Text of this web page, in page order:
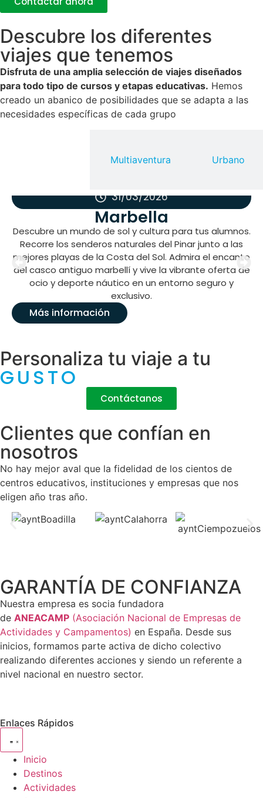
Descubre los diferentes
viajes que tenemos
Disfruta de una amplia selección de viajes diseñados
para todo tipo de cursos y etapas educativas. Hemos
creado un abanico de posibilidades que se adapta a las
necesidades específicas de cada grupo
Multiaventura Urbano
31/03/2026
Marbella
Descubre un mundo de sol y cultura para tus alumnos.
Recorre los senderos naturales del Pinar junto a las
mejores playas de la Costa del Sol. Admira el encanto
del casco antiguo marbellí y vive la vibrante oferta de
ocio y deporte náutico en un entorno seguro y
exclusivo.
Más información
Personaliza tu viaje a tu
GUSTO
Contáctanos
Clientes que confían en
nosotros
No hay mejor aval que la fidelidad de los cientos de
centros educativos, instituciones y empresas que nos
eligen año tras año.
GARANTÍA DE CONFIANZA
Nuestra empresa es socia fundadora
de ANEACAMP (Asociación Nacional de Empresas de
Actividades y Campamentos) en España. Desde sus
inicios, formamos parte activa de dicho colectivo
realizando diferentes acciones y siendo un referente a
nivel nacional en nuestro sector.
Enlaces Rápidos
Inicio
Destinos
Actividades